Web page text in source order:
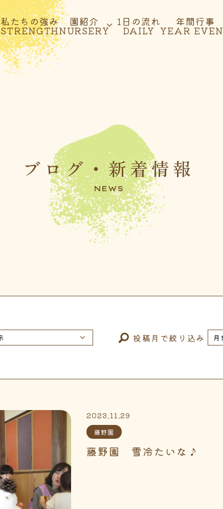
私たちの強み
STRENGTH
園紹介
NURSERY
1日の流れ
DAILY
年間行事
YEAR
ブログ・新着情報
NEWS
投稿月で絞り込み
2023.11.29
藤野園
藤野園 雪冷たいな♪